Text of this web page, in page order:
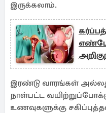
இருக்கலாம்.
இரண்டு வாரங்கள்
நாள்பட்ட
உணவுகளுக்கு